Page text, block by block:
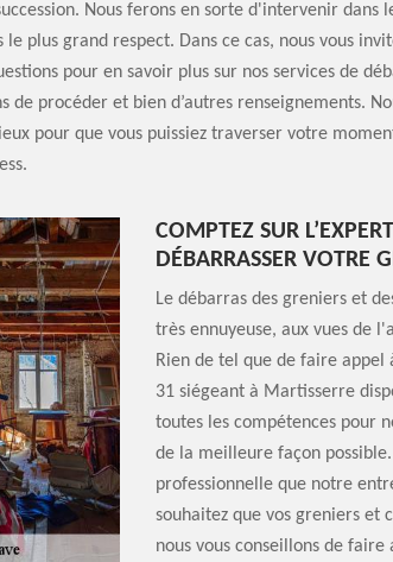
Nous ferons en sorte d'intervenir dans
le plus grand respect. Dans ce cas, nous vous
pour en savoir plus sur nos services de
de procéder et bien d’autres renseignements.
pour que vous puissiez traverser votre
COMPTEZ SUR
DÉBARRASSER VOTRE
Le débarras des greniers et
très ennuyeuse, aux vues de
Rien de tel que de faire
31 siégeant à Martisserre
toutes les compétences pour
de la meilleure façon
professionnelle que notre
souhaitez que vos greniers et
nous vous conseillons de